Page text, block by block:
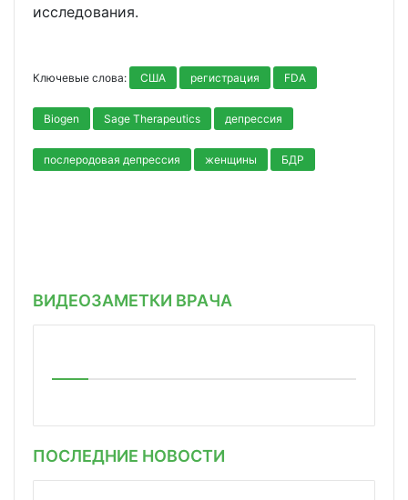
исследования.
Ключевые слова: США регистрация FDA
Biogen Sage Therapeutics депрессия
послеродовая депрессия женщины БДР
ВИДЕОЗАМЕТКИ ВРАЧА
ПОСЛЕДНИЕ НОВОСТИ